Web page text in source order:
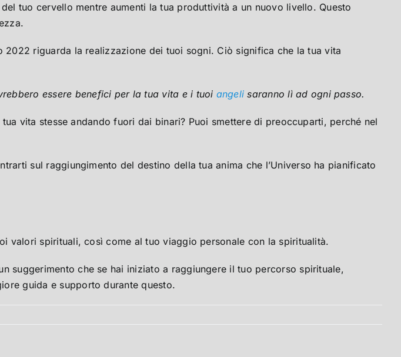
tuo cervello mentre aumenti la tua produttività a un nuovo livello. Questo
riguarda la realizzazione dei tuoi sogni. Ciò significa che la tua vita
essere benefici per la tua vita e i tuoi angeli saranno lì ad ogni passo.
vita stesse andando fuori dai binari? Puoi smettere di preoccuparti, perché nel
sul raggiungimento del destino della tua anima che l’Universo ha pianificato
valori spirituali, così come al tuo viaggio personale con la spiritualità.
suggerimento che se hai iniziato a raggiungere il tuo percorso spirituale,
guida e supporto durante questo.